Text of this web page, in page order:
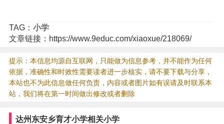
TAG： 小学
文章链接：https://www.9educ.com/xiaoxue/218069/
提示：本信息均源自互联网，只能做为信息参考，并不能作为任何
依据，准确性和时效性需要读者进一步核实，请不要下载与分享，
本站也不为此信息做任何负责，内容或者图片如有误请及时联系本
站，我们将在第一时间做出修改或者删除
达州东安乡育才小学相关小学